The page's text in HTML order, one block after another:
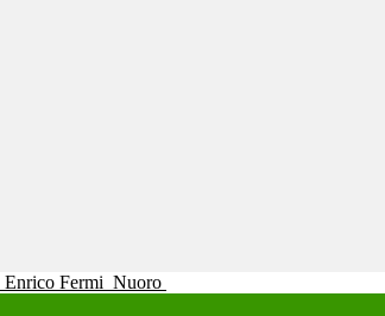
Enrico Fermi Nuoro